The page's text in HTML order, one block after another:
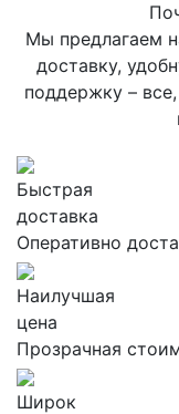
Мы предлагаем
доставку,
поддержку –
Быстрая
доставка
Оперативно
Наилучшая
цена
Прозрачная
Широк